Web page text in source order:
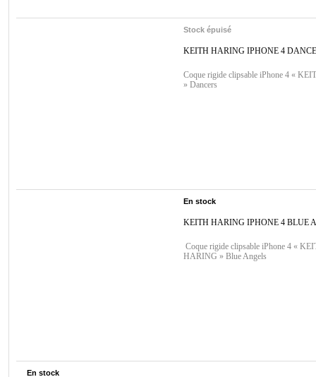
Stock épuisé
KEITH HARING IPHONE 4
Coque rigide clipsable iPhone 4 «
» Dancers
En stock
KEITH HARING IPHONE 4 BLUE
Coque rigide clipsable iPhone 4 «
HARING » Blue Angels
En stock